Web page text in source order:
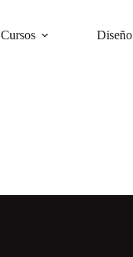
Cursos Diseño